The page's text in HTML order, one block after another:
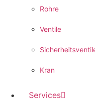
Rohre
Ventile
Kran
Services